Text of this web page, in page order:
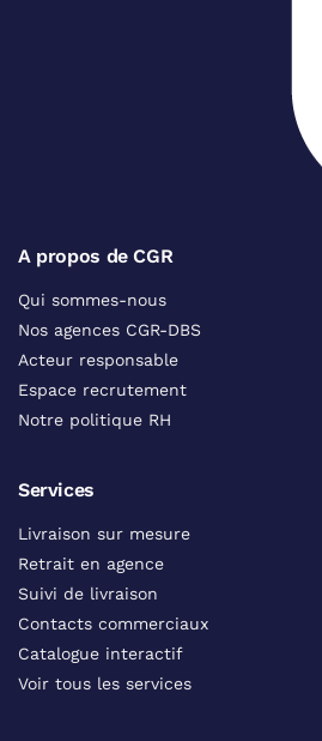
A propos de CGR
Qui sommes-nous
Nos agences CGR-DBS
Acteur responsable
Espace recrutement
Notre politique RH
Services
Livraison sur mesure
Retrait en agence
Suivi de livraison
Contacts commerciaux
Catalogue interactif
Voir tous les services